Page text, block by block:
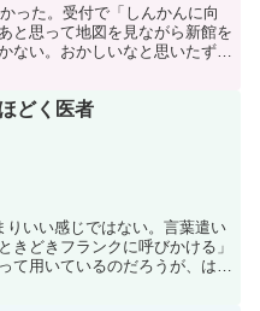
った。受付で「しんかんに向
と思って地図を見ながら新館を
ない。おかしいなと思いたずね
どく医者
いい感じではない。言葉遣い
きどきフランクに呼びかける」
て用いているのだろうが、はっ